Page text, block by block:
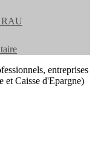
Optimisme
et
entrepreneuriat
entreprises
et Caisse d'Epargne)